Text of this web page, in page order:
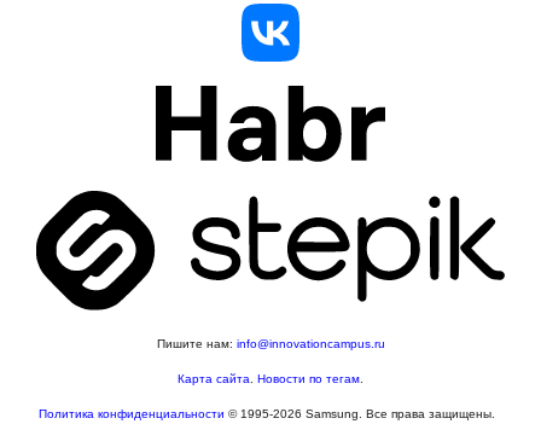
Пишите нам: info@innovationcampus.ru
Карта сайта Новости по тегам
Политика конфиденциальности © 1995-2026 Samsung. Все права защищены.